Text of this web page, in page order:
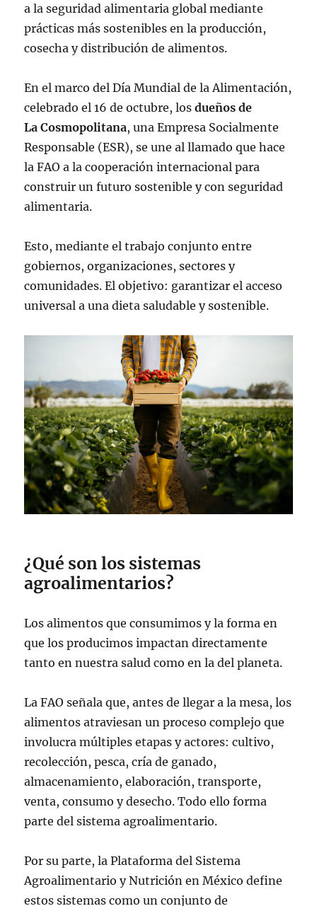
a la seguridad alimentaria global mediante
prácticas más sostenibles en la producción,
cosecha y distribución de alimentos.
En el marco del Día Mundial de la Alimentación,
celebrado el 16 de octubre, losdueños de
La Cosmopolitana, una Empresa Socialmente
Responsable (ESR), se une al llamado que hace
la FAO a la cooperación internacional para
construir un futuro sostenible y con seguridad
alimentaria.
Esto, mediante el trabajo conjunto entre
gobiernos, organizaciones, sectores y
comunidades. El objetivo: garantizar el acceso
universal a una dieta saludable y sostenible.
¿Qué son los sistemas
agroalimentarios?
Los alimentos que consumimos y la forma en
que los producimos impactan directamente
tanto en nuestra salud como en la del planeta.
La FAO señala que, antes de llegar a la mesa, los
alimentos atraviesan un proceso complejo que
involucra múltiples etapas y actores: cultivo,
recolección, pesca, cría de ganado,
almacenamiento, elaboración, transporte,
venta, consumo y desecho. Todo ello forma
parte del sistema agroalimentario.
Por su parte, la Plataforma del Sistema
Agroalimentario y Nutrición en México define
estos sistemas como un conjunto de